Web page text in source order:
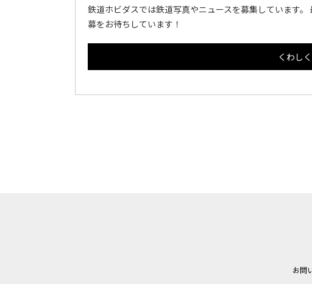
鉄道ホビダスでは鉄道写真やニュースを募集しています
募をお待ちしています！
くわし
お問